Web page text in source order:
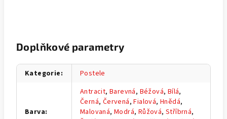
Doplňkové parametry
Kategorie: Postele
Barva:
Antracit,Barevná, Béžová, Bílá,
Černá, Červená,Fialová,Hnědá,
Malovaná,Modrá, Růžová,Stříbrná,